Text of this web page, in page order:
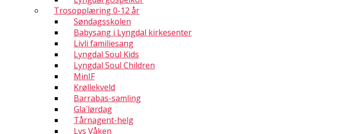
Trosopplæring 0-12 år
Søndagsskolen
Babysang i Lyngdal kirkesenter
Livli familiesang
Lyngdal Soul Kids
Lyngdal Soul Children
MinIF
Krøllekveld
Barrabas-samling
Gla´lørdag
Tårnagent-helg
Lys Våken